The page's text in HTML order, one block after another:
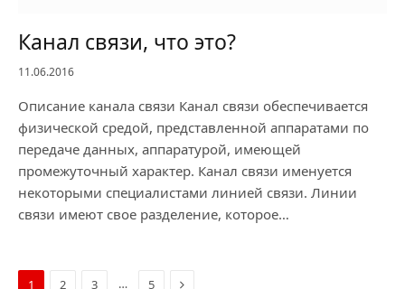
Канал связи, что это?
11.06.2016
Описание канала связи Канал связи обеспечивается
физической средой, представленной аппаратами по
передаче данных, аппаратурой, имеющей
промежуточный характер. Канал связи именуется
некоторыми специалистами линией связи. Линии
связи имеют свое разделение, которое…
1 2 3 … 5 Next